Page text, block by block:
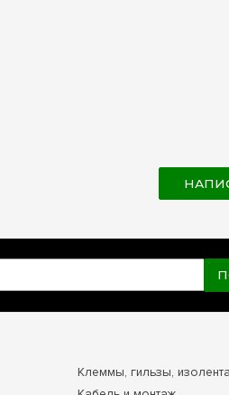
Клеммы, гильзы, изолента